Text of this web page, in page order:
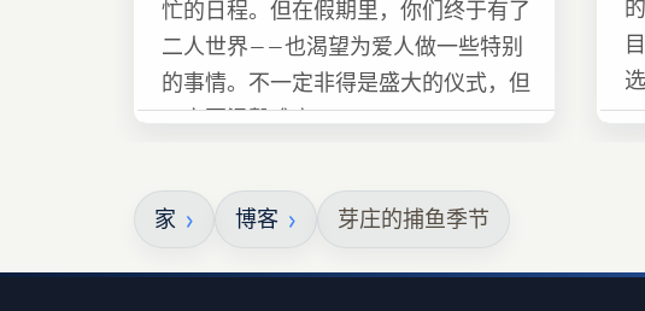
忙的日程。但在假期里，你们终于有了
二人世界——也渴望为爱人做一些特别
的事情。不一定非得是盛大的仪式，但
一定要温馨难忘 :)
家 博客 芽庄的捕鱼季节